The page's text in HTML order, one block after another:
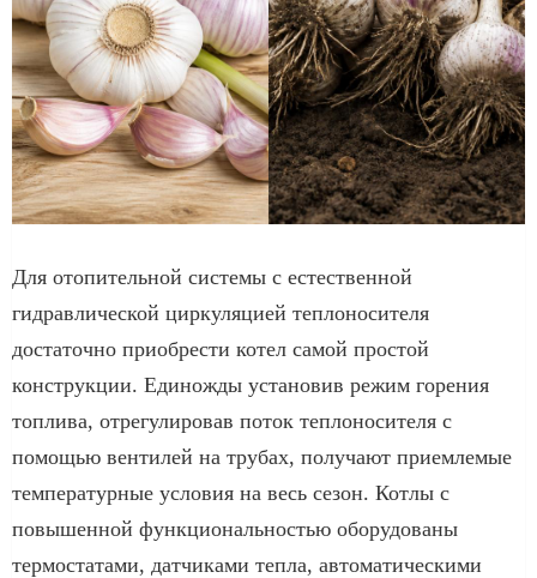
Для отопительной системы с естественной
гидравлической циркуляцией теплоносителя
достаточно приобрести котел самой простой
конструкции. Единожды установив режим горения
топлива, отрегулировав поток теплоносителя с
помощью вентилей на трубах, получают приемлемые
температурные условия на весь сезон. Котлы с
повышенной функциональностью оборудованы
термостатами, датчиками тепла, автоматическими